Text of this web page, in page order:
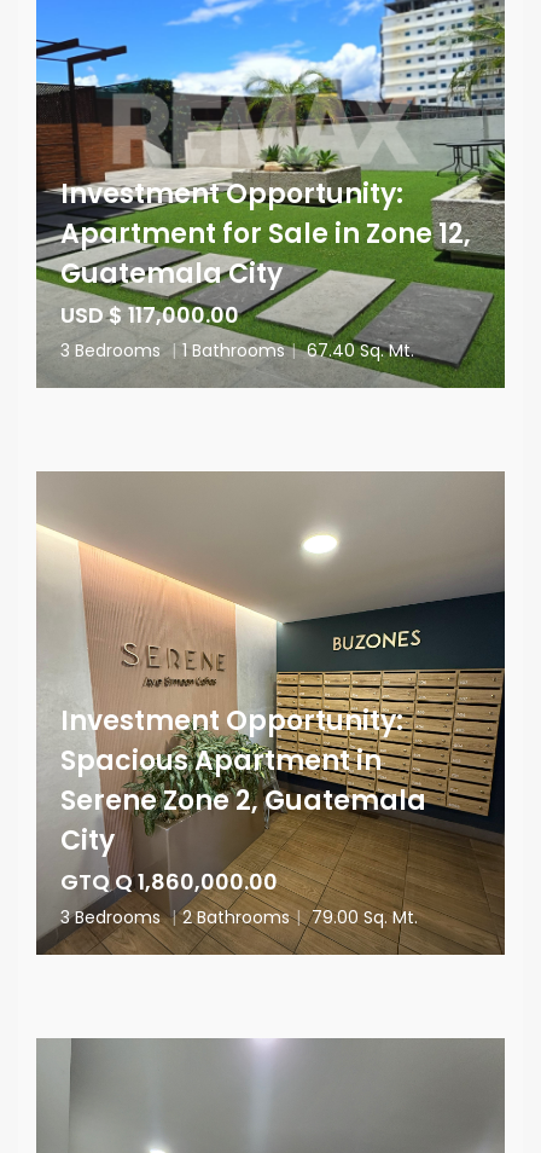
Investment Opportunity:
Apartment for Sale in Zone 12,
Guatemala City
USD $ 117,000.00
3 Bedrooms | 1 Bathrooms | 67.40 Sq. Mt.
Investment Opportunity:
Spacious Apartment in
Serene Zone 2, Guatemala
City
GTQ Q 1,860,000.00
3 Bedrooms | 2 Bathrooms | 79.00 Sq. Mt.